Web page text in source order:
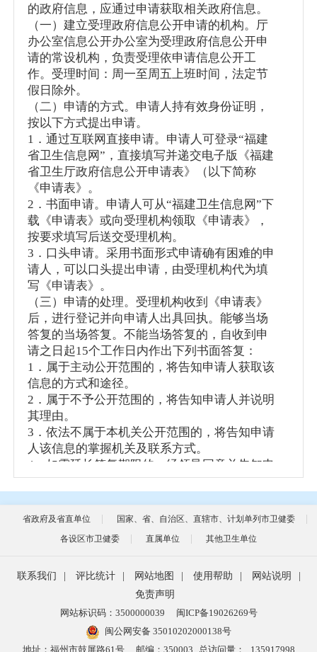
的政府信息，应通过申请获取相关政府信息。
（一）建立受理政府信息公开申请的机构。厅
办公室信息公开办公室为受理政府信息公开申
请的常设机构，负责受理依申请信息公开工
作。受理时间：周一至周五上班时间，法定节
假日除外。
（二）申请的方式。申请人持有效身份证明，
按以下方式提出申请。
1．通过互联网直接申请。申请人可登录“福建
省卫生信息网”，直接填写并递交电子版《福建
省卫生厅政府信息公开申请表》（以下简称
《申请表》。
2．书面申请。申请人可从“福建卫生信息网”下
载《申请表》或向受理机构领取《申请表》，
按要求填写后送交受理机构。
3．口头申请。采用书面形式申请确有困难的申
请人，可以口头提出申请，由受理机构代为填
写《申请表》。
（三）申请的处理。受理机构收到《申请表》
后，进行登记并向申请人出具回执。能够当场
答复的当场答复。不能当场答复的，自收到申
请之日起15个工作日内作出下列书面答复：
1．属于主动公开范围的，将告知申请人获取该
信息的方式和途径。
2．属于不予公开范围的，将告知申请人并说明
其理由。
3．依法不属于本机关公开范围的，将告知申请
人该信息的掌握机关及联系方式。
4．如需延长答复期限的，经领导同意并告知申
请人，延长答复期限最长不超过15个工作日。
人。
改、补充。
征求第三方的意见，征求第三方意见所需时间
办理政府信息公开申请的流程见“福建卫生信息
网”上流程图。
（四）依申请公开提供政府信息的收费项目和
省政府及省直单位
国家、省、自治区、直辖市、计划单列市卫健委
各设区市卫健委
直属单位 其他卫生单位
联系我们 评比统计 网站地图 使用帮助 网站说明
免责声明
网站标识码：3500000039
闽ICP备19026269号
闽公网安备 35010202000138号
地址：福州市鼓屏路61号
邮编：350003 总访问量： 135917998